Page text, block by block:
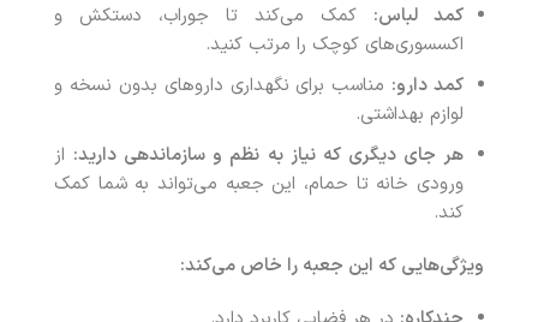
کمد لباس: کمک می‌کند تا جوراب، دستکش و
اکسسوری‌های کوچک را مرتب کنید.
کمد دارو: مناسب برای نگهداری داروهای بدون نسخه و
لوازم بهداشتی.
هر جای دیگری که نیاز به نظم و سازماندهی دارید: از
ورودی خانه تا حمام، این جعبه می‌تواند به شما کمک
کند.
ویژگی‌هایی که این جعبه را خاص می‌کند: